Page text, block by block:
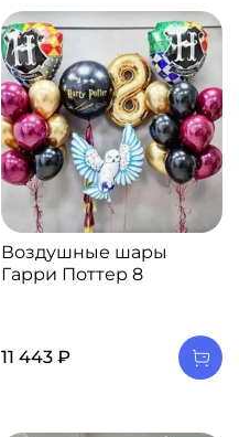
Воздушные шары
Гарри Поттер 8
11 443 ₽